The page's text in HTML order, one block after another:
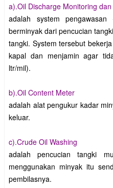
a).Oil Discharge Monitoring
adalah system
berminyak dari pencucian
tangki. System tersebut
kapal dan menjamin agar
ltr/mil).
b).Oil Content Meter
adalah alat pengukur kadar
keluar.
c).Crude Oil Washing
adalah pencucian tangki
menggunakan minyak itu
pembilasnya.